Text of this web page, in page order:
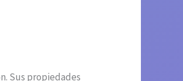
Sus propiedades